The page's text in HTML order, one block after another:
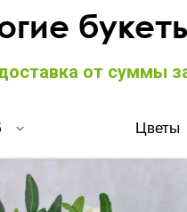
от суммы
Цветы